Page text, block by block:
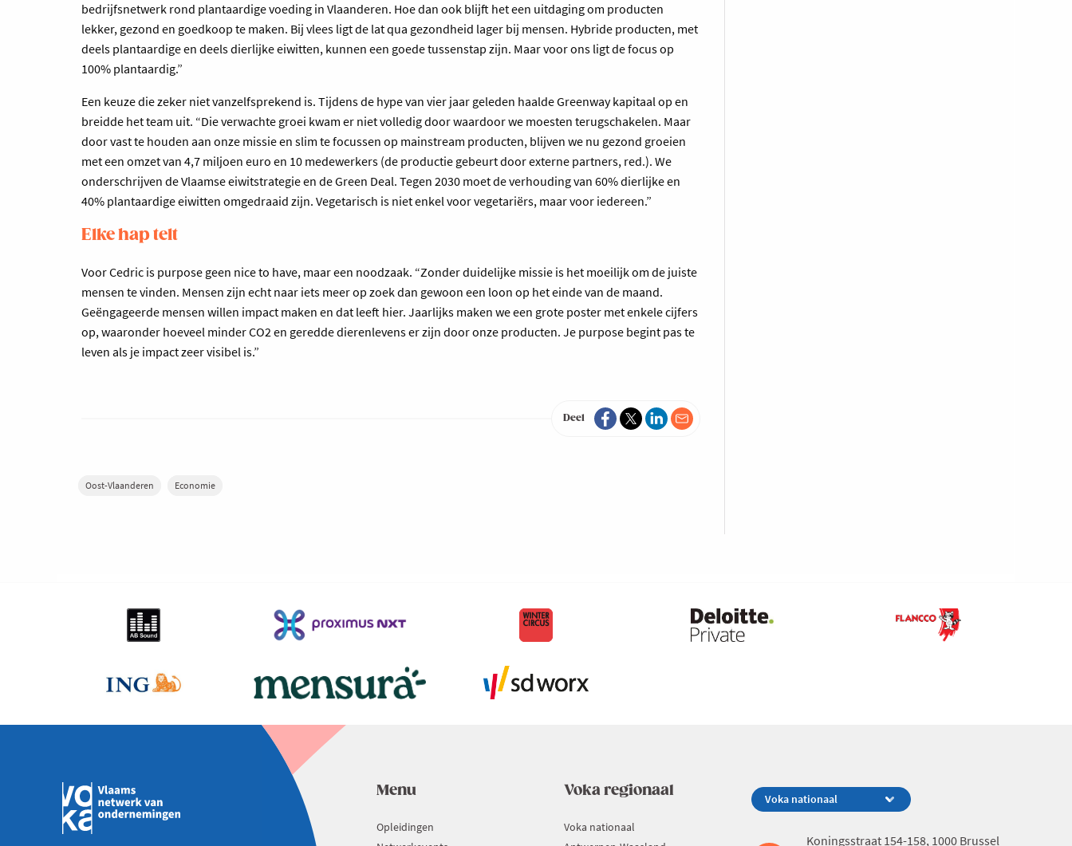
bedrijfsnetwerk rond plantaardige voeding in Vlaanderen. Hoe dan ook blijft het een uitdaging om producten
lekker, gezond en goedkoop te maken. Bij vlees ligt de lat qua gezondheid lager bij mensen. Hybride producten, met
deels plantaardige en deels dierlijke eiwitten, kunnen een goede tussenstap zijn. Maar voor ons ligt de focus op
100% plantaardig.”
Een keuze die zeker niet vanzelfsprekend is. Tijdens de hype van vier jaar geleden haalde Greenway kapitaal op en
breidde het team uit. “Die verwachte groei kwam er niet volledig door waardoor we moesten terugschakelen. Maar
door vast te houden aan onze missie en slim te focussen op mainstream producten, blijven we nu gezond groeien
met een omzet van 4,7 miljoen euro en 10 medewerkers (de productie gebeurt door externe partners, red.). We
onderschrijven de Vlaamse eiwitstrategie en de Green Deal. Tegen 2030 moet de verhouding van 60% dierlijke en
40% plantaardige eiwitten omgedraaid zijn. Vegetarisch is niet enkel voor vegetariërs, maar voor iedereen.”
Elke hap telt
Voor Cedric is purpose geen nice to have, maar een noodzaak. “Zonder duidelijke missie is het moeilijk om de juiste
mensen te vinden. Mensen zijn echt naar iets meer op zoek dan gewoon een loon op het einde van de maand.
Geëngageerde mensen willen impact maken en dat leeft hier. Jaarlijks maken we een grote poster met enkele cijfers
op, waaronder hoeveel minder CO2 en geredde dierenlevens er zijn door onze producten. Je purpose begint pas te
leven als je impact zeer visibel is.”
Deel
Oost-Vlaanderen Economie
Menu
Opleidingen
Voka regionaal
Voka nationaal
Koningsstraat 154-158, 1000 Brussel